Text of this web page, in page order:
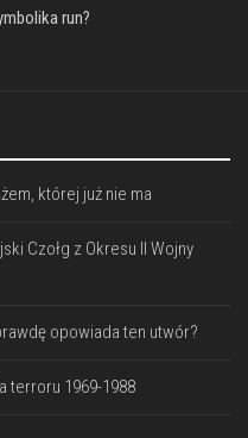
run?
której już nie ma
Czołg z Okresu II Wojny
opowiada ten utwór?
terroru 1969-1988